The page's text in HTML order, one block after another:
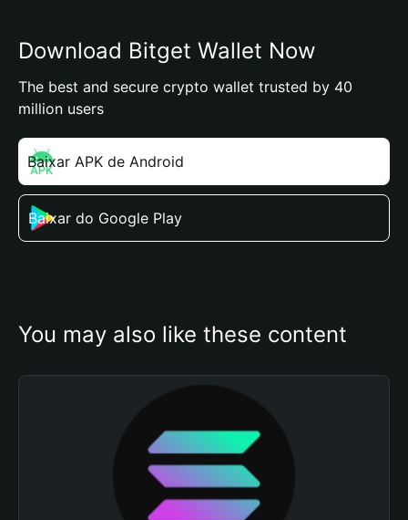
Download Bitget Wallet Now
The best and secure crypto wallet trusted by 40
million users
Baixar APK de Android
Baixar do Google Play
You may also like these content